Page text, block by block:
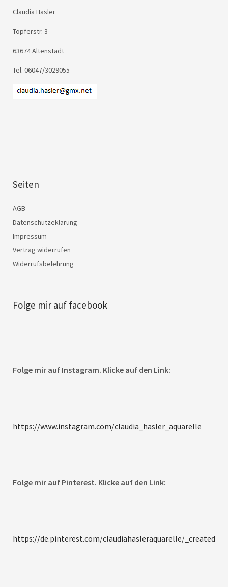
Claudia Hasler
Töpferstr. 3
63674 Altenstadt
Tel. 06047/3029055
Seiten
AGB
Datenschutzeklärung
Impressum
Vertrag widerrufen
Widerrufsbelehrung
Folge mir auf facebook
Folge mir auf Instagram. Klicke auf den Link:
https://www.instagram.com/claudia_hasler_aquarelle
Folge mir auf Pinterest. Klicke auf den Link:
https://de.pinterest.com/claudiahasleraquarelle/_created